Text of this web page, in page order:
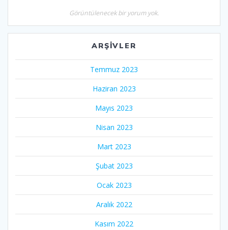
Görüntülenecek bir yorum yok.
ARŞIVLER
Temmuz 2023
Haziran 2023
Mayıs 2023
Nisan 2023
Mart 2023
Şubat 2023
Ocak 2023
Aralık 2022
Kasım 2022